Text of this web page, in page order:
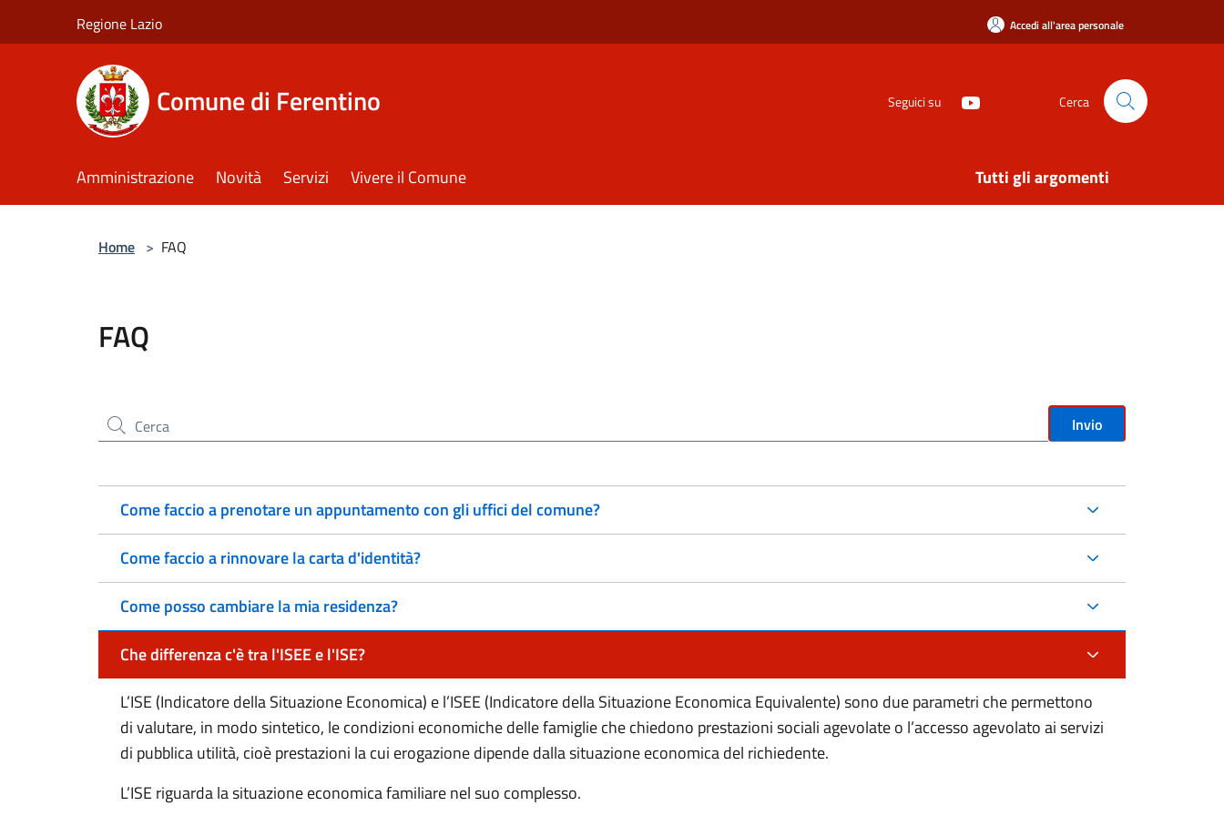
Regione Lazio Accedi all'area personale
Comune di Ferentino Seguici su Cerca
Amministrazione Novità Servizi Vivere il Comune Tutti gli argomenti
Home > FAQ
FAQ
Cerca nel sito Invio
Come faccio a prenotare un appuntamento con gli uffici del comune?
Come faccio a rinnovare la carta d'identità?
Come posso cambiare la mia residenza?
Che differenza c'è tra l'ISEE e l'ISE?
L’ISE (Indicatore della Situazione Economica) e l’ISEE (Indicatore della Situazione Economica Equivalente) sono due parametri che permettono
di valutare, in modo sintetico, le condizioni economiche delle famiglie che chiedono prestazioni sociali agevolate o l’accesso agevolato ai servizi
di pubblica utilità, cioè prestazioni la cui erogazione dipende dalla situazione economica del richiedente.
L’ISE riguarda la situazione economica familiare nel suo complesso.